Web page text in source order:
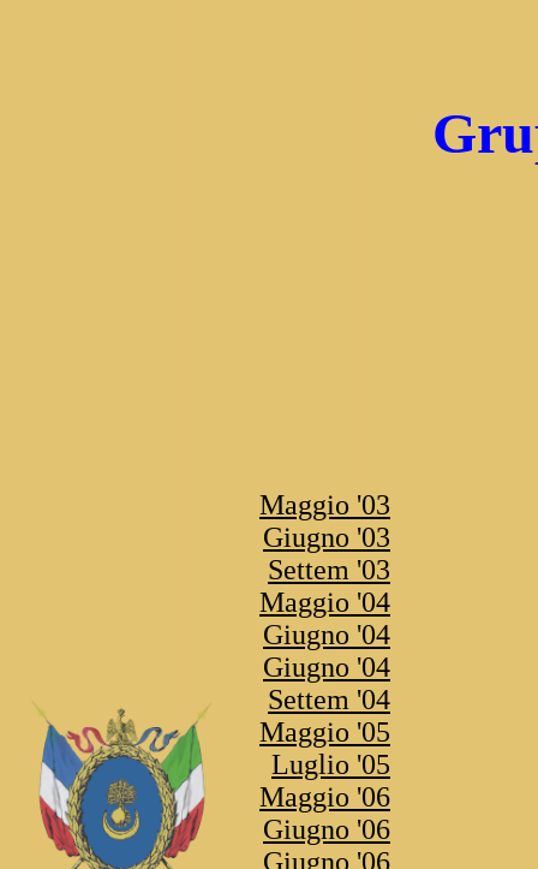
Maggio '03
Giugno '03
Settem '03
Maggio '04
Giugno '04
Giugno '04
Settem '04
Maggio '05
Luglio '05
Maggio '06
Giugno '06
Giugno '06